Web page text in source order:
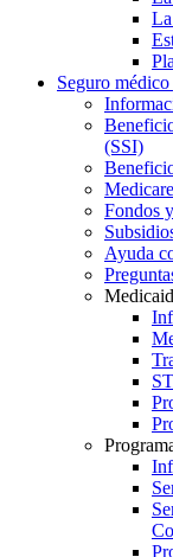
Seguro
(SSI)
Medicare
Fondos
Ayuda
Medicaid